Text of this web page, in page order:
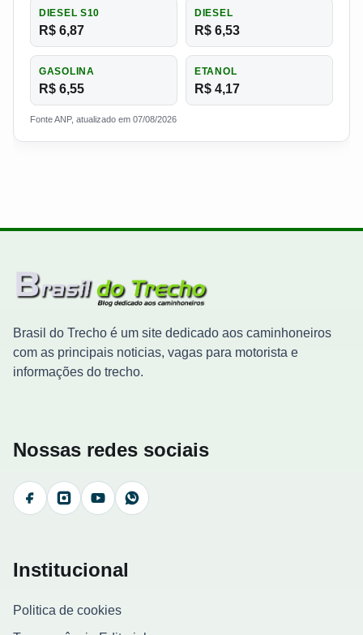
DIESEL S10
R$ 6,87
DIESEL
R$ 6,53
GASOLINA
R$ 6,55
ETANOL
R$ 4,17
Fonte ANP, atualizado em 07/08/2026
Brasil do Trecho é um site dedicado aos caminhoneiros
com as principais noticias, vagas para motorista e
informações do trecho.
Nossas redes sociais
FacebookInstagramYouTubeWhatsApp
Institucional
Politica de cookies